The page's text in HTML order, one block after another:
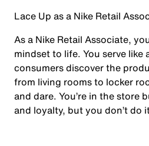
Lace Up as a Nike Retail
As a Nike Retail Associate,
mindset to life. You serve like
consumers discover the
from living rooms to locker
and dare. You’re in the store
and loyalty, but you don’t do